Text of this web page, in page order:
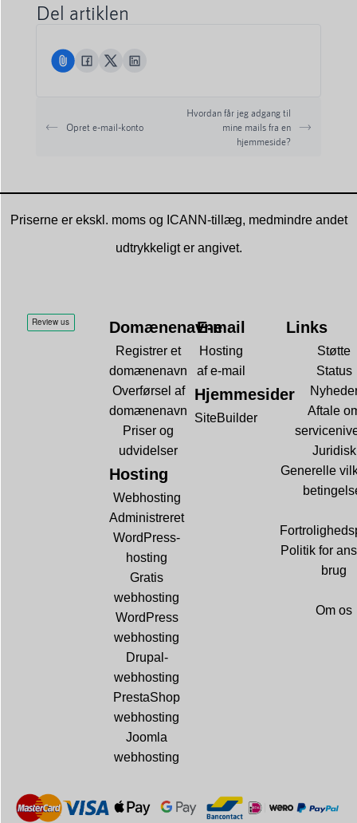
Del artiklen
Opret e-mail-konto
Hvordan får jeg adgang til
mine mails fra en
hjemmeside?
Priserne er ekskl. moms og ICANN-tillæg, medmindre andet
udtrykkeligt er angivet.
Domænenavne
Registrer et
domænenavn
Overførsel af
domænenavn
Priser og
udvidelser
Hosting
Webhosting
Administreret
WordPress-
hosting
Gratis
webhosting
WordPress
webhosting
Drupal-
webhosting
PrestaShop
webhosting
Joomla
webhosting
E-mail
Hosting
af e-mail
Hjemmesider
SiteBuilder
Links
Støtte
Status
Aftale
Juridisk
Generelle
Politik for
brug
Om os